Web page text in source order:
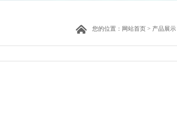
您的位置： 网站首页 > 产品展示